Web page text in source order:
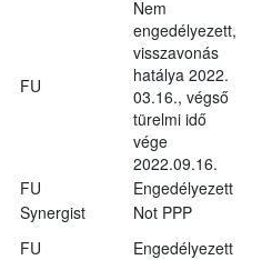
FU
Nem
engedélyezett,
visszavonás
hatálya 2022.
03.16., végső
türelmi idő
vége
2022.09.16.
FU
Engedélyezett
Synergist
Not PPP
FU
Engedélyezett